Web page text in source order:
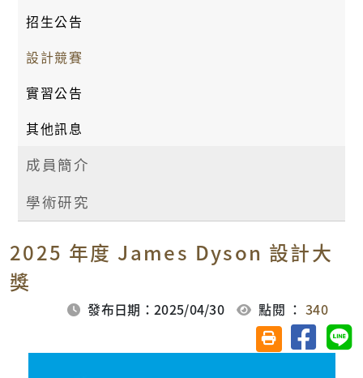
招生公告
設計競賽
實習公告
其他訊息
成員簡介
學術研究
2025 年度 James Dyson 設計大
獎
發布日期：2025/04/30 點閱 ：340
友善列印(另開視
分享至